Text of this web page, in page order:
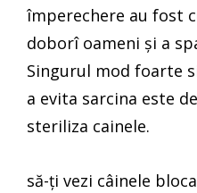
împerechere au fost
doborî oameni și a
Singurul mod foarte
a evita sarcina este
steriliza cainele.
să-ți vezi câinele